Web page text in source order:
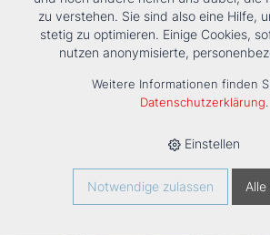
Tools Unternehmen Karriere
HOME › PRODUKTE › KÄLTE/KLIMA ›
WÄRMEPUMPEN › LUFTGEKÜHLT ›
LUFTGEKÜHLT R290 NHA
zu verstehen. Sie sind also eine Hilfe,
stetig zu optimieren. Einige Cookies,
nutzen anonymisierte,
Weitere Informationen finden
Datenschutzerklärung.
Einstellen
Notwendige zulassen Alle